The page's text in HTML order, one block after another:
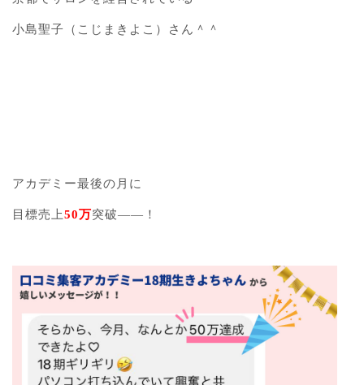
小島聖子（こじまきよこ）さん＾＾
アカデミー最後の月に
目標売上50万突破――！